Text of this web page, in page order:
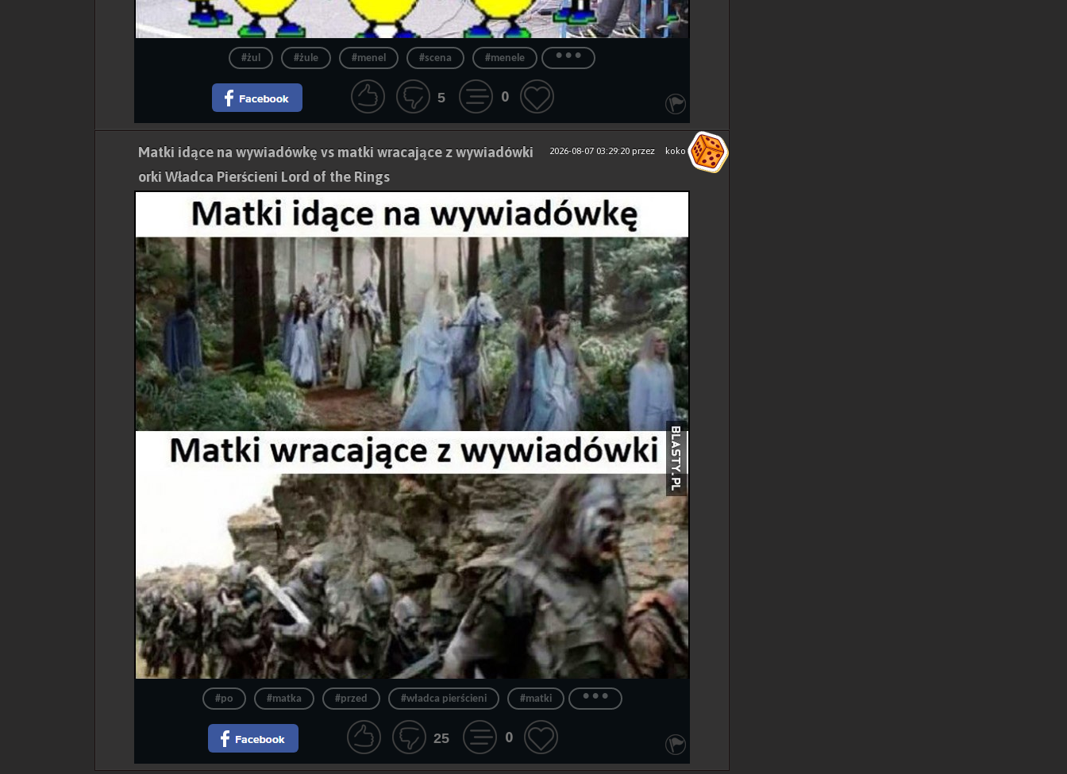
#żul #żule #menel #scena #menele ...
5 0
2026-08-07 03:29:20przez koko
Matki idące na wywiadówkę vs matki wracające z wywiadówki
orki Władca Pierścieni Lord of the Rings
#po #matka #przed #władca pierścieni #matki ...
25 0